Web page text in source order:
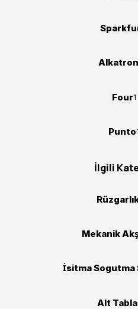
Four
Punto
İlgili
Mekanik
İsitma Sogutma
Alt Tabla